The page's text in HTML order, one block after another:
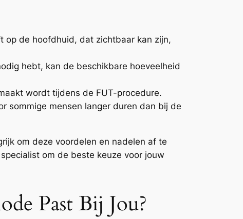
op de hoofdhuid, dat zichtbaar kan zijn,
hebt, kan de beschikbare hoeveelheid
wordt tijdens de FUT-procedure.
sommige mensen langer duren dan bij de
om deze voordelen en nadelen af te
om de beste keuze voor jouw
Past Bij Jou?